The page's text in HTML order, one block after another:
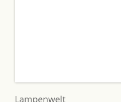
Lampenwelt